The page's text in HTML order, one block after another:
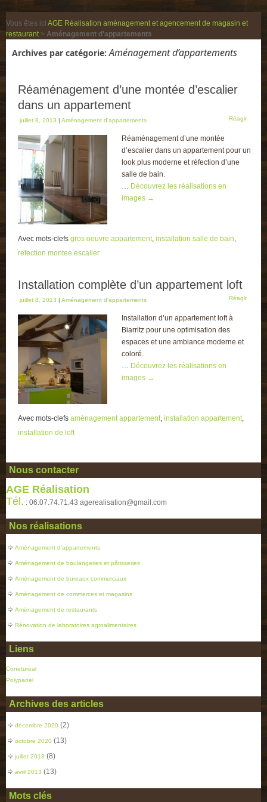
Vous êtes ici AGE Réalisation aménagement et agencement de magasin et
restaurant > Aménagement d'appartements
Archives par catégorie:Aménagement d’appartements
Réaménagement d’une montée d’escalier
dans un appartement
juillet 8, 2013 | Aménagement d'appartements Réagir
Réaménagement d’une montée
d’escalier dans un appartement pour un
look plus moderne et réfection d’une
salle de bain.
… Découvrez les réalisations en
images →
Avec mots-clefs gros oeuvre appartement, installation salle de bain,
refection montee escalier
Installation complète d’un appartement loft
juillet 8, 2013 | Aménagement d'appartements Réagir
Installation d’un appartement loft à
Biarritz pour une optimisation des
espaces et une ambiance moderne et
coloré.
… Découvrez les réalisations en
images →
Avec mots-clefs aménagement appartement, installation appartement,
installation de loft
Nous contacter
AGE Réalisation
Tél. : 06.07.74.71.43 agerealisation@gmail.com
Nos réalisations
Aménagement d'appartements
Aménagement de boulangeries et pâtisseries
Aménagement de bureaux commerciaux
Aménagement de commerces et magasins
Aménagement de restaurants
Rénovation de laboratoires agroalimentaires
Liens
Conetureal
Polypanel
Archives des articles
décembre 2020 (2)
octobre 2020 (13)
juillet 2013 (8)
avril 2013 (13)
Mots clés